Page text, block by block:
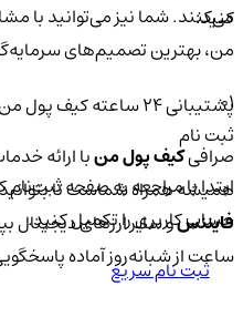
می‌کنند. شما نیز می‌توانید با
من، بهترین تصمیم‌های
پشتیبانی ۲۴ ساعته کیف پول من
صرافیکیف پول منبا ارائه
همیشه همراه شماست تا بتوانید
فایننسو سایر ارزهای دیجیتال
ساعت از شبانه‌روز آماده
کنید:
01
ثبت نام
ابتدا با مراجعه به صفحه ثبت‌نام
حساب کاربری را تکمیل کنید.
ثبت نام سریع